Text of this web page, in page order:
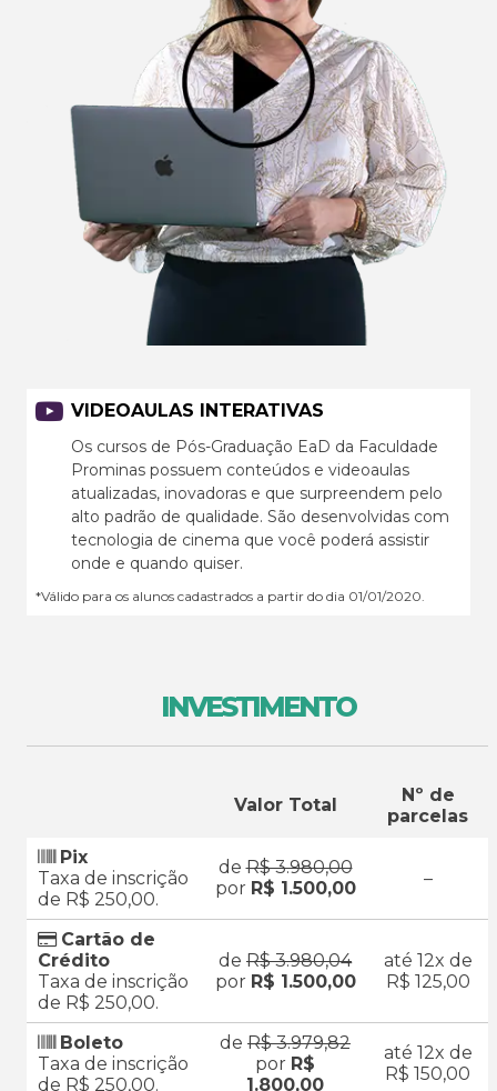
VIDEOAULAS INTERATIVAS
Os cursos de Pós-Graduação EaD da Faculdade
Prominas possuem conteúdos e videoaulas
atualizadas, inovadoras e que surpreendem pelo
alto padrão de qualidade. São desenvolvidas com
tecnologia de cinema que você poderá assistir
onde e quando quiser.
*Válido para os alunos cadastrados a partir do dia 01/01/2020.
INVESTIMENTO
Valor Total
Nº de
parcelas
Pix
Taxa de inscrição
de R$ 250,00.
deR$ 3.980,00
por R$ 1.500,00 –
Cartão de
Crédito
Taxa de inscrição
de R$ 250,00.
de R$ 3.980,04
por R$ 1.500,00
até 12x de
R$ 125,00
Boleto
Taxa de inscrição
de R$ 250,00.
de R$ 3.979,82
por R$
1.800,00
até 12x de
R$ 150,00